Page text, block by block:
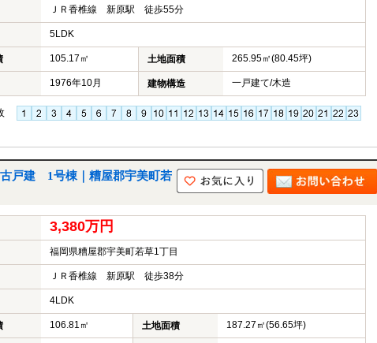
ＪＲ香椎線 新原駅 徒歩55分
5LDK
105.17㎡ 土地面積 265.95㎡(80.45坪)
1976年10月 建物構造 一戸建て/木造
戸建 1号棟｜糟屋郡宇美町若
3,380万円
福岡県糟屋郡宇美町若草1丁目
ＪＲ香椎線 新原駅 徒歩38分
4LDK
106.81㎡ 土地面積 187.27㎡(56.65坪)